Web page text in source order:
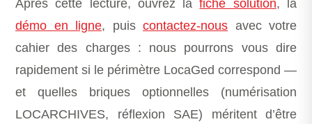
Après cette lecture, ouvrez lafiche solution, la
démo en ligne, puis contactez-nous avec votre
cahier des charges : nous pourrons vous dire
rapidement si le périmètre LocaGed correspond —
et quelles briques optionnelles (numérisation
LOCARCHIVES, réflexion SAE) méritent d’être